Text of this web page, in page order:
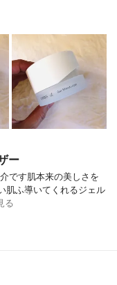
ー
です肌本来の美しさを
肌ふ導いてくれるジェル
る